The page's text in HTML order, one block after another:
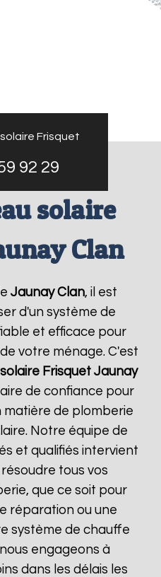
Frisquet
92 29
solaire
Clan
Jaunay Clan, il est
d'un système de
et efficace pour
votre ménage. C'est
Frisquet Jaunay
de confiance pour
matière de plomberie
Notre équipe de
et qualifiés intervient
tous vos
que ce soit pour
réparation ou une
système de chauffe
engageons à
dans les délais les